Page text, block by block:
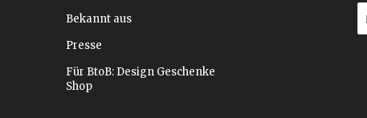
Bekannt aus
Presse
Für BtoB: Design Geschenke
Shop